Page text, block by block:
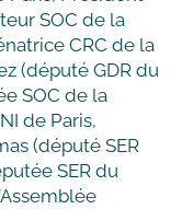
SOC de la
CRC de la
(député GDR du
SOC de la
de Paris,
(député SER
SER du